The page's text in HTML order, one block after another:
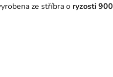
ze stříbra o ryzosti 900